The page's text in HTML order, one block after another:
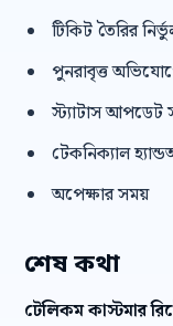
টিকিট তৈরির
পুনরাবৃত্ত
স্ট্যাটাস আপডেট
টেকনিক্যাল
অপেক্ষার সময়
শেষ কথা
টেলিকম কাস্টমার